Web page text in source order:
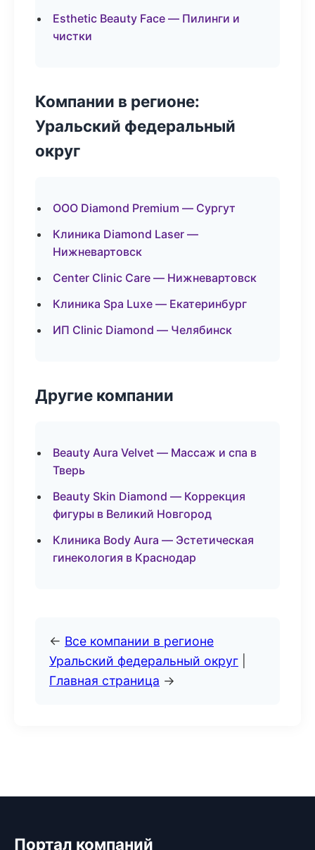
Esthetic Beauty Face — Пилинги и
чистки
Компании в регионе:
Уральский федеральный
округ
ООО Diamond Premium — Сургут
Клиника Diamond Laser —
Нижневартовск
Center Clinic Care — Нижневартовск
Клиника Spa Luxe — Екатеринбург
ИП Clinic Diamond — Челябинск
Другие компании
Beauty Aura Velvet — Массаж и спа в
Тверь
Beauty Skin Diamond — Коррекция
фигуры в Великий Новгород
Клиника Body Aura — Эстетическая
гинекология в Краснодар
← Все компании в регионе
Уральский федеральный округ
Главная страница →
Портал компаний